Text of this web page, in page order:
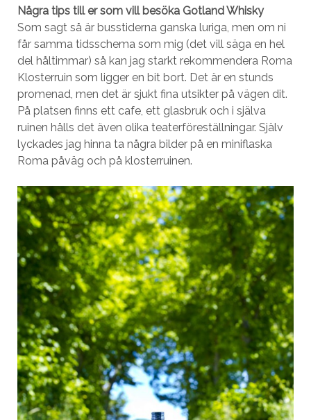
Några tips till er som vill besöka Gotland Whisky
Som sagt så är busstiderna ganska luriga, men om ni
får samma tidsschema som mig (det vill säga en hel
del håltimmar) så kan jag starkt rekommendera Roma
Klosterruin som ligger en bit bort. Det är en stunds
promenad, men det är sjukt fina utsikter på vägen dit.
På platsen finns ett cafe, ett glasbruk och i själva
ruinen hålls det även olika teaterföreställningar. Själv
lyckades jag hinna ta några bilder på en miniflaska
Roma påväg och på klosterruinen.